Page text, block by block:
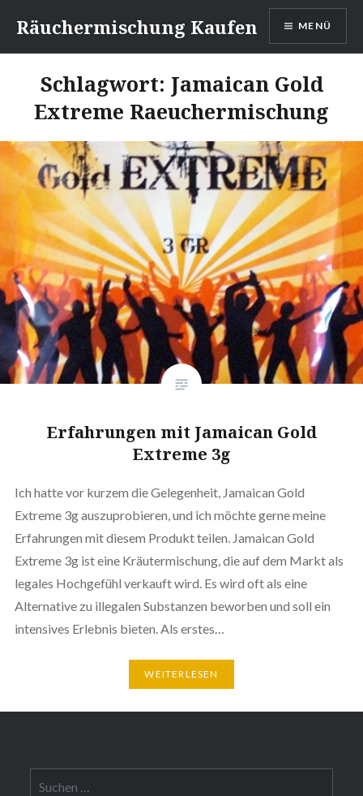
zum
Inhalt
Räuchermischung Kaufen MENÜ
Schlagwort: Jamaican Gold
Extreme Raeuchermischung
Erfahrungen mit Jamaican Gold
Extreme 3g
Ich hatte vor kurzem die Gelegenheit, Jamaican Gold
Extreme 3g auszuprobieren, und ich möchte gerne meine
Erfahrungen mit diesem Produkt teilen. Jamaican Gold
Extreme 3g ist eine Kräutermischung, die auf dem Markt als
legales Hochgefühl verkauft wird. Es wird oft als eine
Alternative zu illegalen Substanzen beworben und soll ein
intensives Erlebnis bieten. Als erstes…
WEITERLESEN